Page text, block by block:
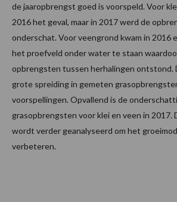
de jaaropbrengst goed is voorspeld. Voor
2016 het geval, maar in 2017 werd de
onderschat. Voor veengrond kwam in 2016
het proefveld onder water te staan
opbrengsten tussen herhalingen ontstond.
grote spreiding in gemeten
voorspellingen. Opvallend is de
grasopbrengsten voor klei en veen in 2017.
wordt verder geanalyseerd om het
verbeteren.